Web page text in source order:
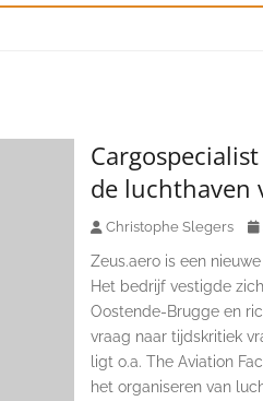
de luchthaven
Christophe Slegers
Zeus.aero is een
Het bedrijf vestigde
Oostende-Brugge en
vraag naar tijdskritiek
ligt o.a. The Aviation
het organiseren van